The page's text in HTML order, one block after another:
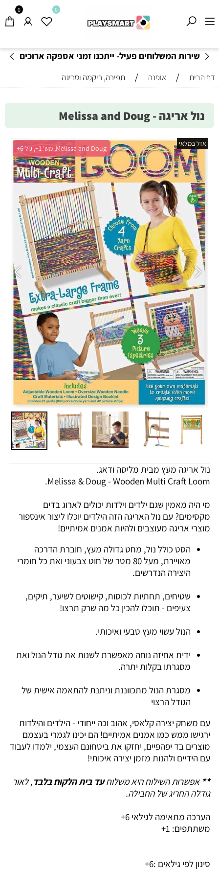
שירות המשלוחים פעיל- ייתכנו זמני אספקה ארוכים
0 0
דף הבית / אופנה / תפירה, ריקמה וסריגה
נול אריגה - Melissa and Doug
Melissa and Doug, מש' 1+, גיל 6+
אזל במלאי
נול אריגה מעץ מבית מליסה ודאג.
Melissa & Doug - Wooden Multi Craft Loom.
מי היה מאמין שגם ילדים וילדות יכולים לארוג בדים
מקסימים? עם נול האריגה הזה הילדים יוכלו ליצור אינספור
מוצרי אריגה מעוצבים ולהיות אמנים אמיתיים!
הסט כולל נול, מחט גדולה מעץ, חוברת הדרכה
מאויירת, מעל 80 מטר של חוט צבעוני ואת כל חומרי
היצירה הנדרשים.
שטיחים, תחתיות לכוסות, קישוטים לשיער, תיקים,
צעיפים - תוכלו להכין כל מה שרק תרצו!
הנול עשוי מעץ טבעי ואיכותי.
ידית אחיזה נוחה מאפשרת לשנות את גודל הנול ואת
מסגרתו בקלות יתרה.
מסגרת הנול מתכווננת וניתנת להתאמה אישית של
הגודל הרצוי
עם משחק יצירה קלאסי, אהוב וכה ייחודי - הילדים והילדות
ירגישו ממש כמו אמנים אמיתיים! הם יכינו לגמרי בעצמם
מוצרים בד יפהפיים, יחזקו את ביטחונם העצמי, ילמדו לעבוד
עם הידיים ולהנות מזמן יצירה איכותי!
**אפשרות השילוח היא משלוחעד בית הלקוח בלבד, לאור
גודלה החריג של החבילה.
הערכה מתאימה לגילאי 6+
משתתפים: 1+
סינון לפי גילאים :6+